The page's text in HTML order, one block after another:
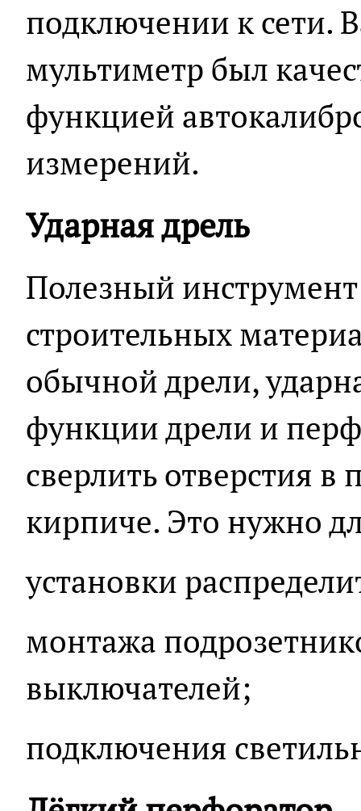
подключении к сети.
мультиметр был
функцией
измерений.
Ударная дрель
Полезный
строительных
обычной дрели,
функции дрели и
сверлить отверстия
кирпиче. Это нужно
установки
монтажа
выключателей;
подключения